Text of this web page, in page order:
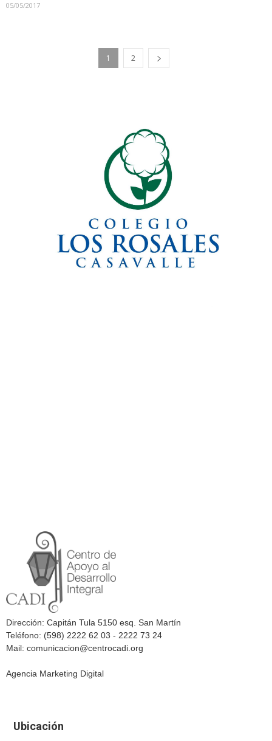
05/05/2017
1 2
Dirección: Capitán Tula 5150 esq. San Martín
Teléfono: (598) 2222 62 03 - 2222 73 24
Mail: comunicacion@centrocadi.org
Agencia Marketing Digital
Ubicación